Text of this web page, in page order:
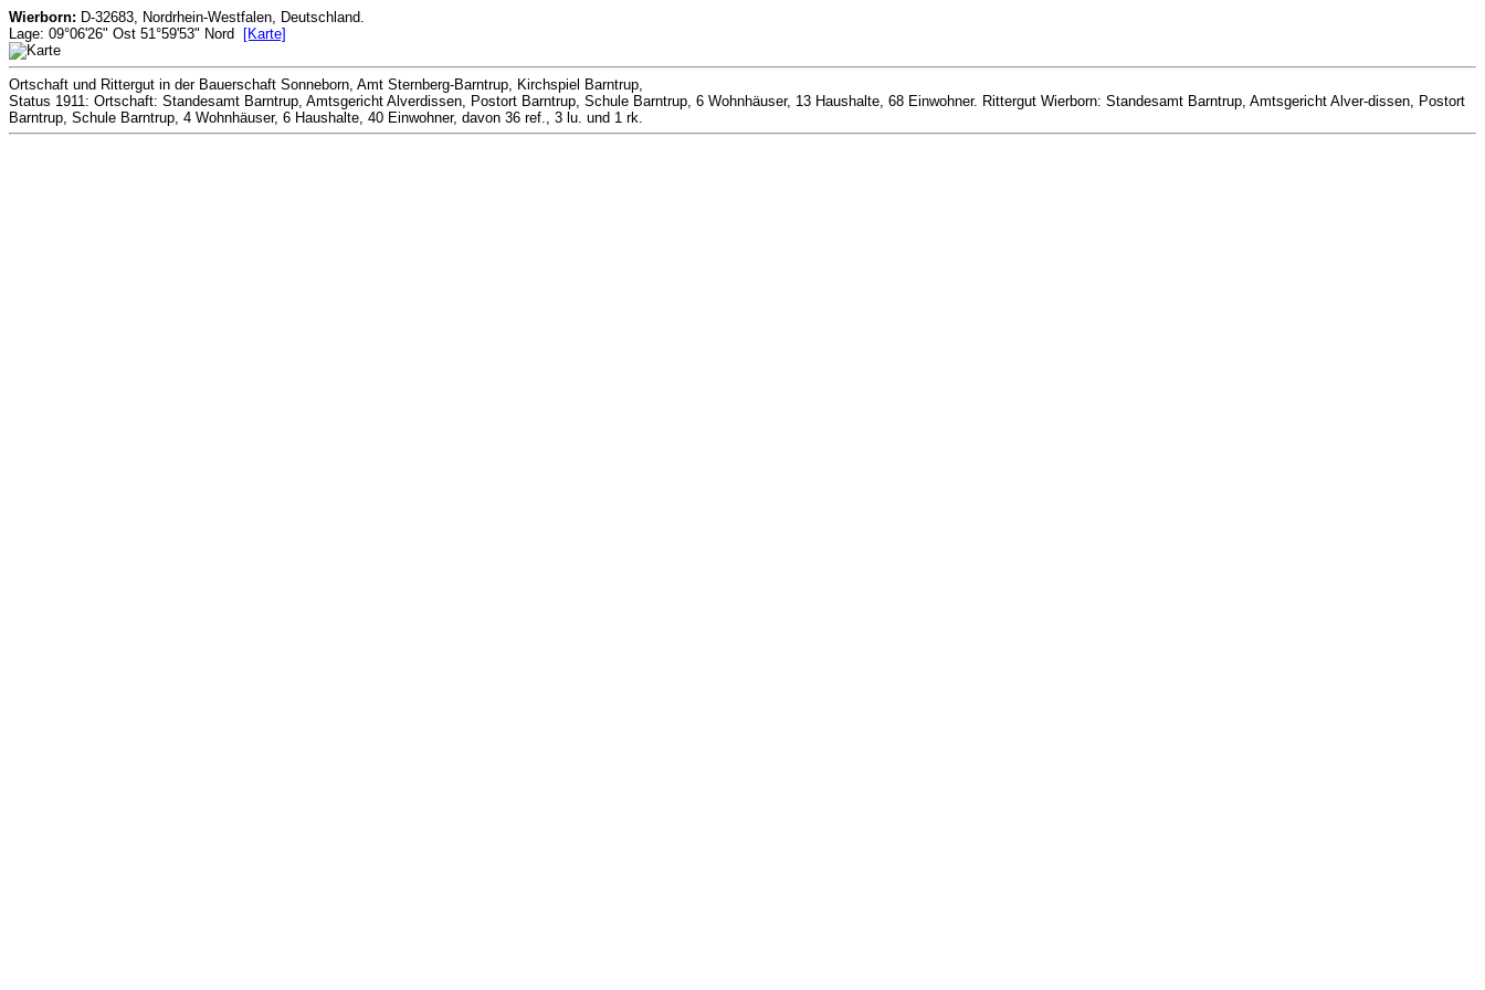
Wierborn: D-32683, Nordrhein-Westfalen, Deutschland.
Lage: 09°06'26" Ost 51°59'53" Nord
[Karte]
Ortschaft und Rittergut in der Bauerschaft Sonneborn, Amt Sternberg-Barntrup, Kirchspiel Barntrup,
Status 1911: Ortschaft: Standesamt Barntrup, Amtsgericht Alverdissen, Postort Barntrup, Schule Barntrup, 6 Wohnhäuser, 13 Haushalte, 68 Einwohner. Rittergut Wierborn: Standesamt Barntrup, Amtsgericht Alver-dissen, Postort
Barntrup, Schule Barntrup, 4 Wohnhäuser, 6 Haushalte, 40 Einwohner, davon 36 ref., 3 lu. und 1 rk.